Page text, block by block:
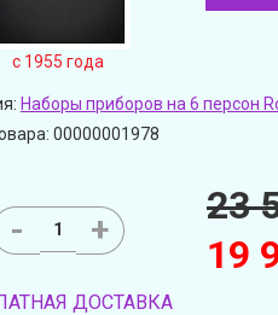
c 1955 года
Наборы приборов на 6 персон
00000001978
- +
23
19
ДОСТАВКА